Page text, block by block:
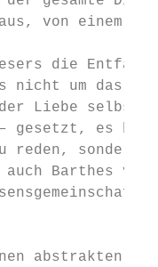
von einem
die
nicht um das
der Liebe selbst
– gesetzt, es
sondern
Barthes
abstrakten